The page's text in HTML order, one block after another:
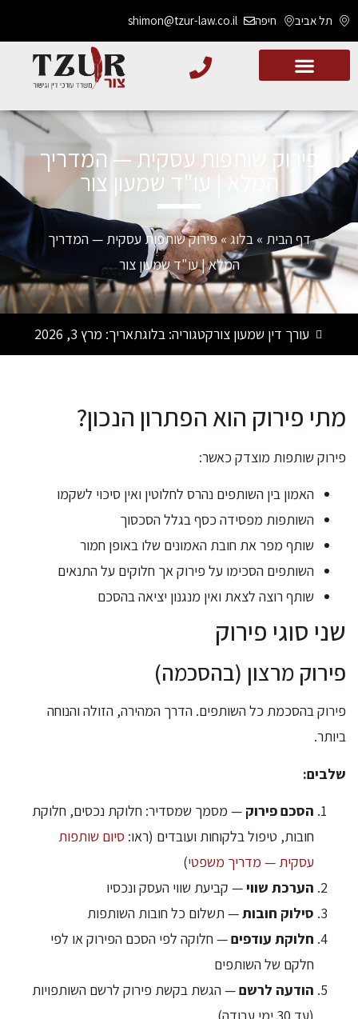
תל אביב חיפה shimon@tzur-law.co.il
פירוק שותפות עסקית — המדריך
המלא | עו"ד שמעון צור
דף הבית »בלוג»פירוק שותפות עסקית — המדריך
המלא | עו"ד שמעון צור
עורך דין שמעון צורקטגוריה:בלוגתאריך: מרץ 3, 2026
מתי פירוק הוא הפתרון הנכון?
פירוק שותפות מוצדק כאשר:
האמון בין השותפים נהרס לחלוטין ואין סיכוי לשקמו
השותפות מפסידה כסף בגלל הסכסוך
שותף מפר את חובת האמונים שלו באופן חמור
השותפים הסכימו על פירוק אך חלוקים על התנאים
שותף רוצה לצאת ואין מנגנון יציאה בהסכם
שני סוגי פירוק
פירוק מרצון (בהסכמה)
פירוק בהסכמת כל השותפים. הדרך המהירה, הזולה והנוחה
ביותר.
שלבים:
הסכם פירוק — מסמך שמסדיר: חלוקת נכסים, חלוקת
חובות, טיפול בלקוחות ועובדים (ראו: סיום שותפות
עסקית — מדריך משפטי)
הערכת שווי— קביעת שווי העסק ונכסיו
סילוק חובות— תשלום כל חובות השותפות
חלוקת עודפים— חלוקה לפי הסכם הפירוק או לפי
חלקם של השותפים
הודעה לרשם— הגשת בקשת פירוק לרשם השותפויות